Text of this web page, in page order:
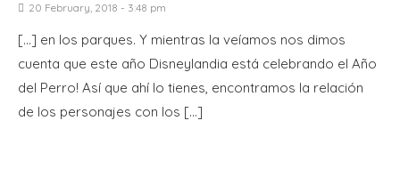
20 February, 2018 - 3:48 pm
[…] en los parques. Y mientras la veíamos nos dimos
cuenta que este año Disneylandia está celebrando el Año
del Perro! Así que ahí lo tienes, encontramos la relación
de los personajes con los […]